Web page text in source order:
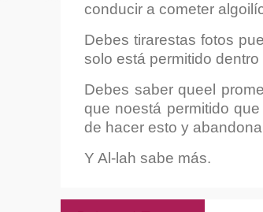
conducir a cometer
Debes tirarestas fotos
solo está permitido
Debes saber queel
que noestá permitido
de hacer esto y
Y Al‑lah sabe más.